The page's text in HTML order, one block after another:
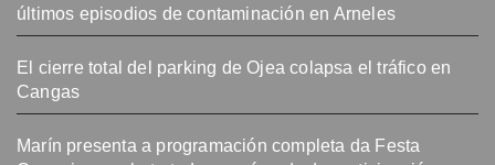
últimos episodios de contaminación en Arneles
El cierre total del parking de Ojea colapsa el tráfico en
Cangas
Marín presenta a programación completa da Festa